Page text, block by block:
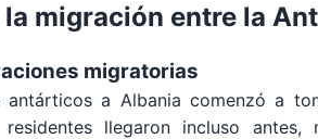
migración entre la
migratorias
antárticos a Albania comenzó a
residentes llegaron incluso antes,